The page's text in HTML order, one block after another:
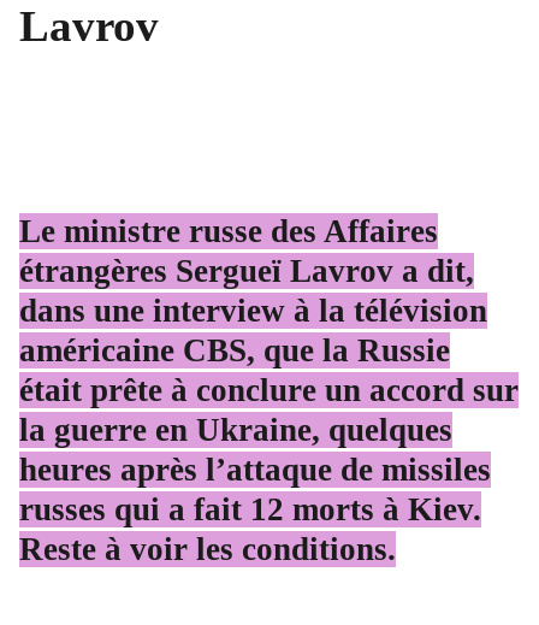
Lavrov
Le ministre russe des Affaires
étrangères Sergueï Lavrov a dit,
dans une interview à la télévision
américaine CBS, que la Russie
était prête à conclure un accord sur
la guerre en Ukraine, quelques
heures après l’attaque de missiles
russes qui a fait 12 morts à Kiev.
Reste à voir les conditions.